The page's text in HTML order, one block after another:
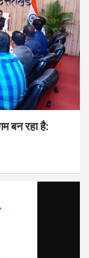
बन रहा है: